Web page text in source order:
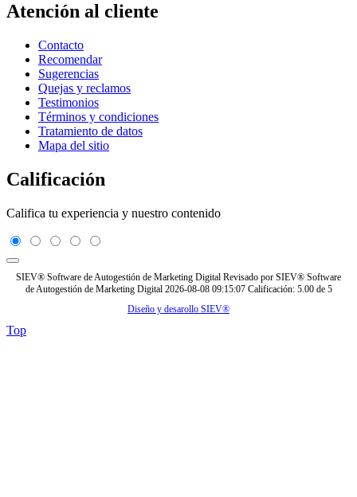
Atención al cliente
Contacto
Recomendar
Sugerencias
Quejas y reclamos
Testimonios
Términos y condiciones
Tratamiento de datos
Mapa del sitio
Calificación
Califica tu experiencia y nuestro contenido
SIEV® Software de Autogestión de Marketing Digital Revisado por SIEV® Software
de Autogestión de Marketing Digital 2026-08-08 09:15:07 Calificación: 5.00 de 5
Diseño y desarollo SIEV®
Top